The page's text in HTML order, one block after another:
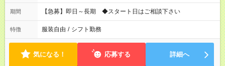
期間 【急募】即日～長期 ◆スタート日はご相談下さい
特徴 服装自由 / シフト勤務
気になる！ 応募する 詳細へ